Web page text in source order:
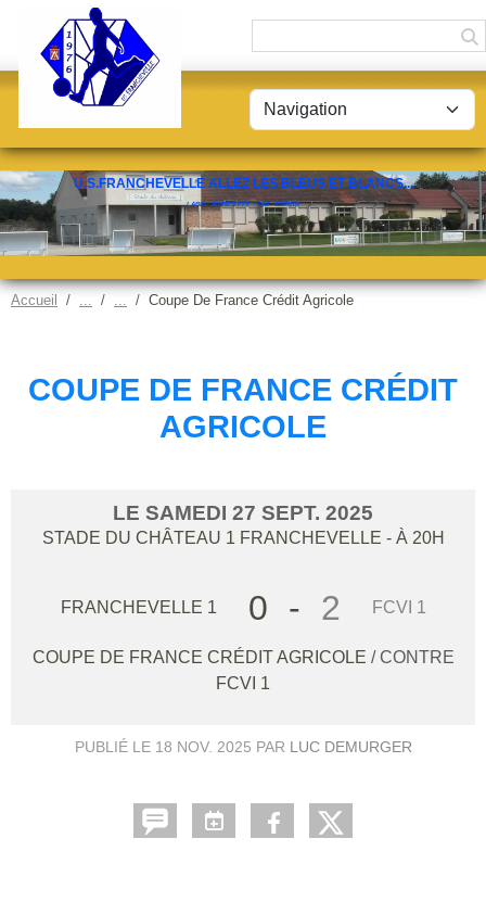
U.S.FRANCHEVELLE ALLEZ LES BLEUS ET BLANCS...
LABEL JEUNES FFF - CAT. ESPOIR
Accueil Coupe De France Crédit Agricole
COUPE DE FRANCE CRÉDIT
AGRICOLE
LE SAMEDI 27 SEPT. 2025
STADE DU CHÂTEAU 1 FRANCHEVELLE - À 20H
FRANCHEVELLE 1 0 - 2 FCVI 1
COUPE DE FRANCE CRÉDIT AGRICOLE / CONTRE
FCVI 1
PUBLIÉ LE 18 NOV. 2025 PAR LUC DEMURGER
Panneau de gestion des cookies